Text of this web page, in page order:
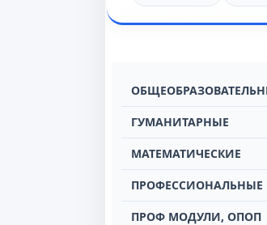
ГУМАНИТАРНЫЕ
МАТЕМАТИЧЕСКИЕ
ПРОФЕССИОНАЛЬНЫЕ
ПРОФ МОДУЛИ, ОПОП